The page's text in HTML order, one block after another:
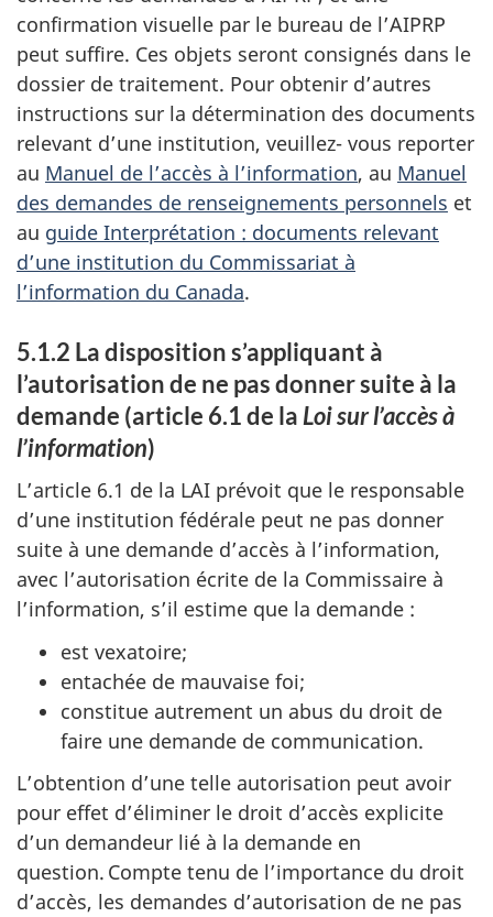
confirmation visuelle par le bureau de l’AIPRP
peut suffire. Ces objets seront consignés dans le
dossier de traitement. Pour obtenir d’autres
instructions sur la détermination des documents
relevant d’une institution, veuillez- vous reporter
au Manuel de l’accès à l’information, au Manuel
des demandes de renseignements personnels et
au guide Interprétation : documents relevant
d’une institution du Commissariat à
l’information du Canada.
5.1.2 La disposition s’appliquant à
l’autorisation de ne pas donner suite à la
demande (article 6.1 de la Loi sur l’accès à
l’information)
L’article 6.1 de la LAI prévoit que le responsable
d’une institution fédérale peut ne pas donner
suite à une demande d’accès à l’information,
avec l’autorisation écrite de la Commissaire à
l’information, s’il estime que la demande :
est vexatoire;
entachée de mauvaise foi;
constitue autrement un abus du droit de
faire une demande de communication.
L’obtention d’une telle autorisation peut avoir
pour effet d’éliminer le droit d’accès explicite
d’un demandeur lié à la demande en
question. Compte tenu de l’importance du droit
d’accès, les demandes d’autorisation de ne pas